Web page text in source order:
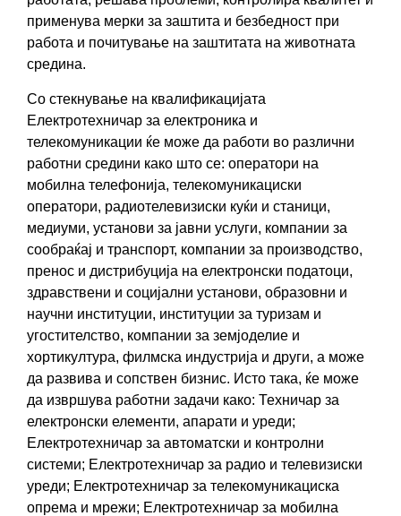
применува мерки за заштита и безбедност при
работа и почитување на заштитата на животната
средина.
Со стекнување на квалификацијата
Електротехничар за електроника и
телекомуникации ќе може да работи во различни
работни средини како што се: оператори на
мобилна телефонија, телекомуникациски
оператори, радиотелевизиски куќи и станици,
медиуми, установи за јавни услуги, компании за
сообраќај и транспорт, компании за производство,
пренос и дистрибуција на електронски податоци,
здравствени и социјални установи, образовни и
научни институции, институции за туризам и
угостителство, компании за земјоделие и
хортикултура, филмска индустрија и други, а може
да развива и сопствен бизнис. Исто така, ќе може
да извршува работни задачи како: Техничар за
електронски елементи, апарати и уреди;
Електротехничар за автоматски и контролни
системи; Електротехничар за радио и телевизиски
уреди; Електротехничар за телекомуникациска
опрема и мрежи; Електротехничар за мобилна